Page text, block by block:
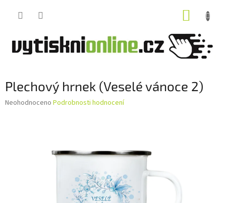
Plechový hrnek (Veselé vánoce 2)
Průměrné
Neohodnoceno Podrobnosti hodnocení